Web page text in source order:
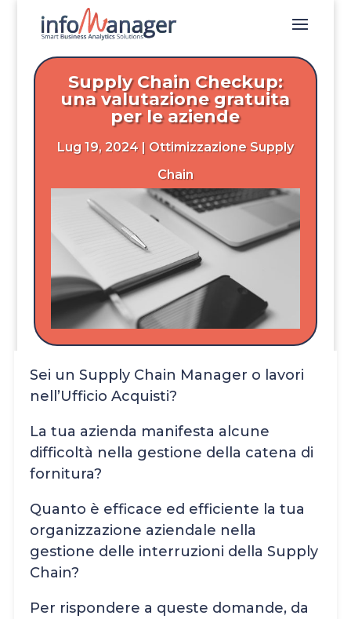
Supply Chain Checkup:
una valutazione gratuita
per le aziende
Lug 19, 2024| Ottimizzazione Supply
Chain
Sei un Supply Chain Manager o lavori
nell’Ufficio Acquisti?
La tua azienda manifesta alcune
difficoltà nella gestione della catena di
fornitura?
Quanto è efficace ed efficiente la tua
organizzazione aziendale nella
gestione delle interruzioni della Supply
Chain?
Per rispondere a queste domande, da